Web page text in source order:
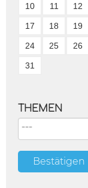
10 11 12
17 18 19
24 25 26
31
THEMEN
Bestätigen